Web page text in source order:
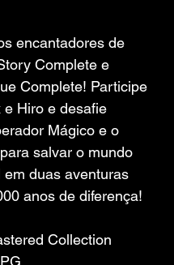
encantadores de
Complete e
Complete! Participe
e Hiro e desafie
Mágico e o
salvar o mundo
duas aventuras
anos de diferença!
Collection